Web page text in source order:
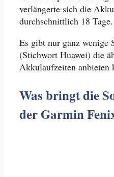
verlängerte sich die
durchschnittlich 18 Tage.
Es gibt nur ganz wenige
(Stichwort Huawei) die
Akkulaufzeiten anbieten
Was bringt die
der Garmin